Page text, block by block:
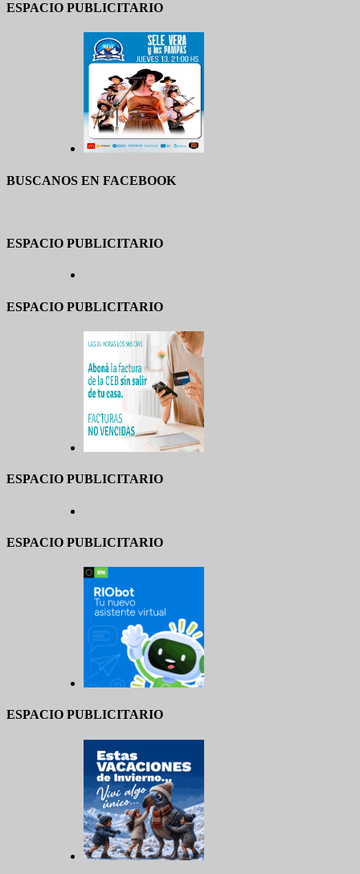
ESPACIO PUBLICITARIO
BUSCANOS EN FACEBOOK
ESPACIO PUBLICITARIO
ESPACIO PUBLICITARIO
ESPACIO PUBLICITARIO
ESPACIO PUBLICITARIO
ESPACIO PUBLICITARIO